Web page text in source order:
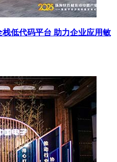
低代码平台 助力企业应用敏